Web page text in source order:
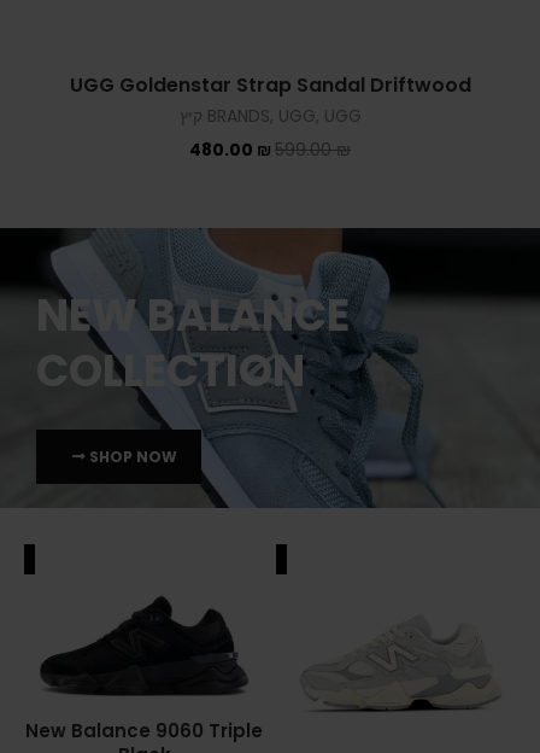
UGG Goldenstar Strap Sandal Driftwood
BRANDS, UGG, UGG קיץ
599.00₪
480.00 ₪
New Balance 9060 Triple
NEW BALANCE
COLLECTION
SHOP NOW